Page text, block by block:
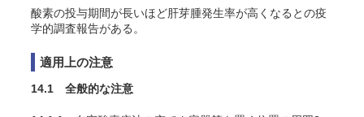
酸素の投与期間が長いほど肝芽腫発生率が高くなるとの疫
学的調査報告がある 。
適用上の注意
14.1 全般的な注意